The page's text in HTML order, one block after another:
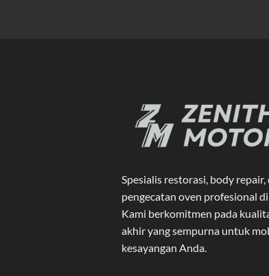
Spesialis restorasi, body repair,
pengecatan oven profesional
Kami berkomitmen pada
akhir yang sempurna untuk
kesayangan Anda.